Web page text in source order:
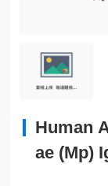
Human
ae (Mp)